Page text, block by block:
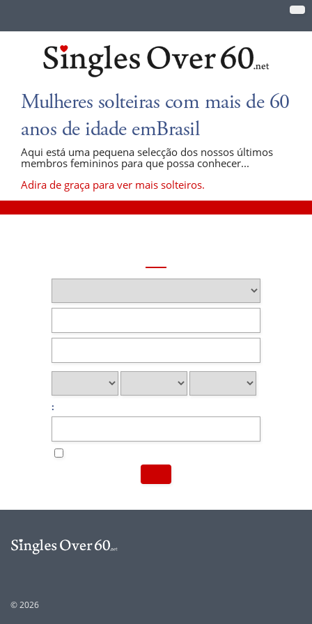
Mulheres solteiras com mais de 60
anos de idade emBrasil
Aqui está uma pequena selecção dos nossos últimos
membros femininos para que possa conhecer...
Adira de graça para ver mais solteiros.
:
© 2026